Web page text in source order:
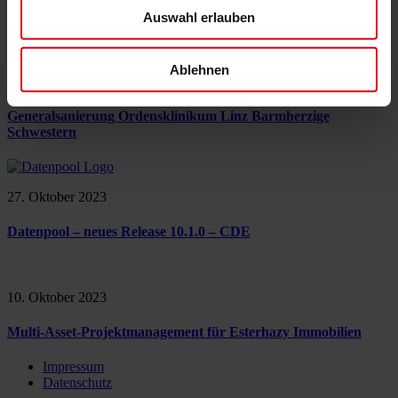
Auswahl erlauben
Ablehnen
Datenpool
Generalsanierung Ordensklinikum Linz Barmherzige
Schwestern
27. Oktober 2023
Datenpool – neues Release 10.1.0 – CDE
10. Oktober 2023
Multi-Asset-Projektmanagement für Esterhazy Immobilien
Impressum
Datenschutz